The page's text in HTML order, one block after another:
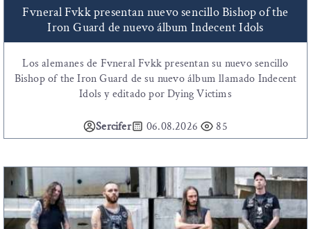
Fvneral Fvkk presentan nuevo sencillo Bishop of the
Iron Guard de nuevo álbum Indecent Idols
Los alemanes de Fvneral Fvkk presentan su nuevo sencillo
Bishop of the Iron Guard de su nuevo álbum llamado Indecent
Idols y editado por Dying Victims
Sercifer 06.08.2026 85